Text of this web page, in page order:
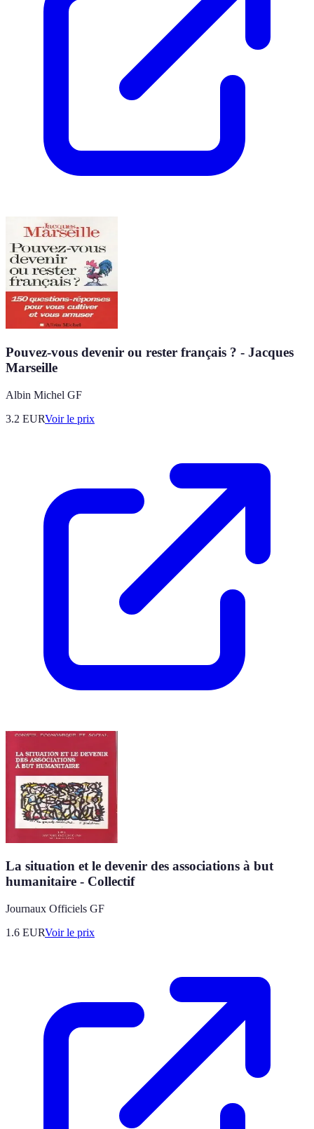
Pouvez-vous devenir ou rester français ? - Jacques
Marseille
Albin Michel GF
3.2 EURVoir le prix
La situation et le devenir des associations à but
humanitaire - Collectif
Journaux Officiels GF
1.6 EURVoir le prix